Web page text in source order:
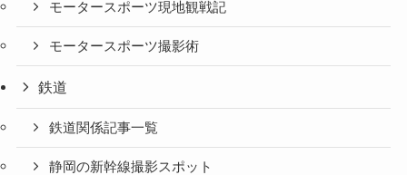
モータースポーツ現地観戦記
モータースポーツ撮影術
鉄道
鉄道関係記事一覧
静岡の新幹線撮影スポット